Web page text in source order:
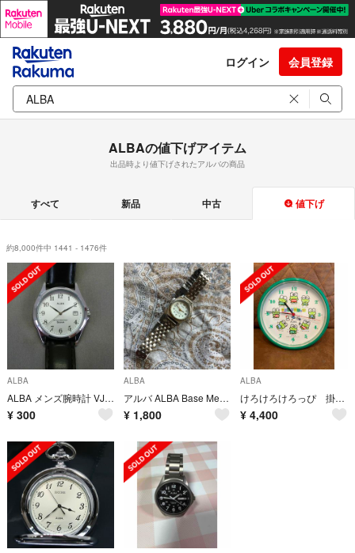
ログイン 会員登録
ALBAの値下げアイテム
出品時より値下げされたアルバの商品
すべて 新品 中古 値下げ
約8,000件中 1441 - 1476件
ALBA
ALBA メンズ腕時計 VJ32-KN20 不具合あり
¥ 300
ALBA
アルバ ALBA Base Metal V827-0111 A0 レディース時計
¥ 1,800
ALBA
けろけろけろっぴ 掛け時計 レトロ
¥ 4,400